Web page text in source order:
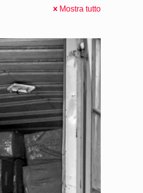
Mostra tutto